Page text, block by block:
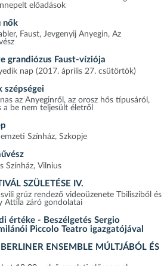
előadások
nők
Faust, Jevgenyij Anyegin, Az
grandiózus Faust-víziója
nap (2017. április 27. csütörtök)
szépségei
az Anyeginről, az orosz hős típusáról,
a be nem teljesült életről
Színház, Szkopje
Színház, Vilnius
SZÜLETÉSE IV.
grúz rendező videoüzenete Tbilisziből és
Attila záró gondolatai
értéke - Beszélgetés Sergio
Piccolo Teatro igazgatójával
BERLINER ENSEMBLE MÚLTJÁBÓL ÉS